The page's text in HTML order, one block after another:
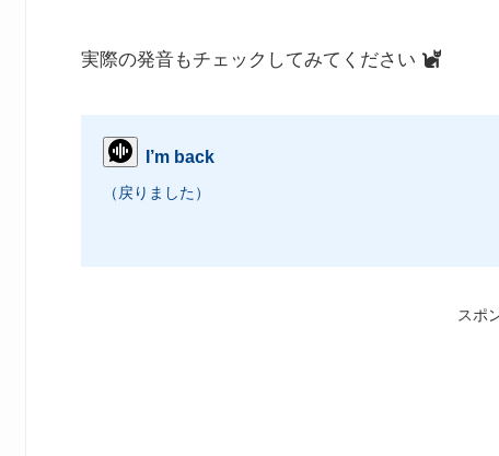
実際の発音もチェックしてみてください
I’m back
（戻りました）
スポ